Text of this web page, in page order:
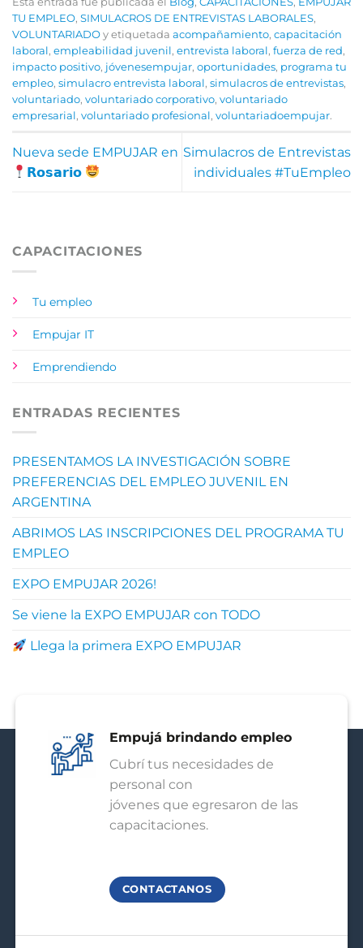
TU EMPLEO, SIMULACROS DE ENTREVISTAS LABORALES,
VOLUNTARIADO y etiquetada acompañamiento, capacitación
laboral , empleabilidad juvenil , entrevista laboral , fuerza de red,
impacto positivo, jóvenesempujar, oportunidades, programa tu
empleo, simulacro entrevista laboral , simulacros de entrevistas,
voluntariado, voluntariado corporativo, voluntariado
empresarial , voluntariado profesional , voluntariadoempujar.
Nueva sede EMPUJAR en
𝗥𝗼𝘀𝗮𝗿𝗶𝗼
Simulacros de Entrevistas
individuales #TuEmpleo
CAPACITACIONES
Tu empleo
Empujar IT
Emprendiendo
ENTRADAS RECIENTES
PRESENTAMOS LA INVESTIGACIÓN SOBRE
PREFERENCIAS DEL EMPLEO JUVENIL EN
ARGENTINA
ABRIMOS LAS INSCRIPCIONES DEL PROGRAMA TU
EMPLEO
EXPO EMPUJAR 2026!
Se viene la EXPO EMPUJAR con TODO
Llega la primera EXPO EMPUJAR
Empujá brindando empleo
Cubrí tus necesidades de
personal con
jóvenes que egresaron de las
capacitaciones.
CONTACTANOS